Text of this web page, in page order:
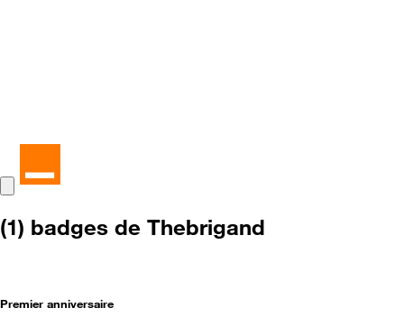
(1) badges de Thebrigand
Premier anniversaire